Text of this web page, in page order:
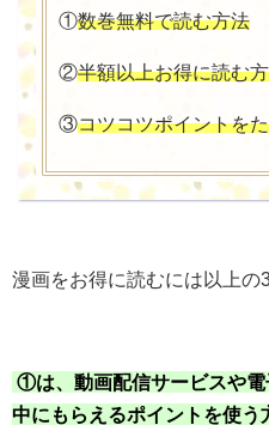
①数巻無料で読む方法
②半額以上お得に読む
③コツコツポイントを
漫画をお得に読むには以上の
①は、動画配信サービスや電
中にもらえるポイントを使う